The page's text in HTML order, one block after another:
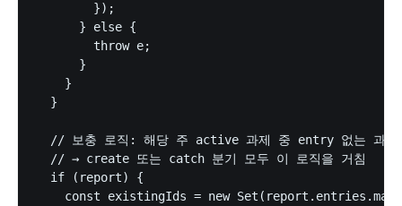
        });
      } else {
        throw e;
      }
    }
  }
// 보충 로직: 해당 주 active 과제 중 entry 없는 과제
  // → create 또는 catch 분기 모두 이 로직을 거침
  if (report) {
const existingIds = new